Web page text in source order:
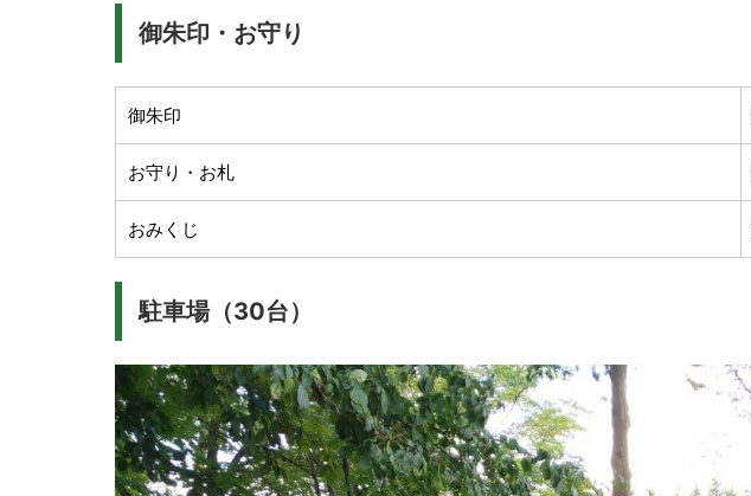
御朱印・お守り
御朱印
お守り・お札
おみくじ
駐車場（30台）